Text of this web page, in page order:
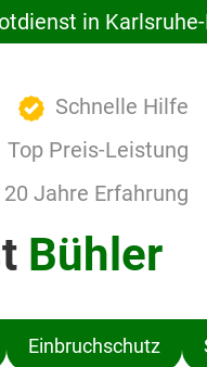
in
Schnelle Hilfe
Top Preis-Leistung
20 Jahre Erfahrung
Bühler
Einbruchschutz